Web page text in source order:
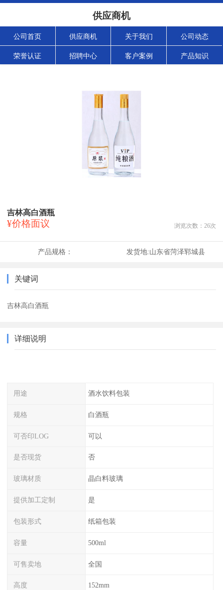
供应商机
公司首页 供应商机 关于我们 公司动态
荣誉认证 招聘中心 客户案例 产品知识
吉林高白酒瓶
¥价格面议 浏览次数： 26次
产品规格： 发货地:山东省菏泽郓城县
关键词
吉林高白酒瓶
详细说明
用途 酒水饮料包装
规格 白酒瓶
可否印LOG 可以
是否现货 否
玻璃材质 晶白料玻璃
提供加工定制 是
包装形式 纸箱包装
容量 500ml
可售卖地 全国
高度 152mm